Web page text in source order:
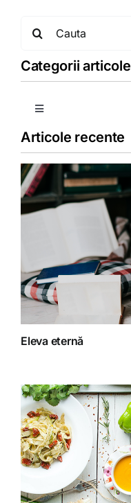
Categorii articole
Toggle
Copii
Detoxifiere
Fără categorie
Fitoterapie
Homeopatie
Retete fructariene
Articole recente
Eleva eternă